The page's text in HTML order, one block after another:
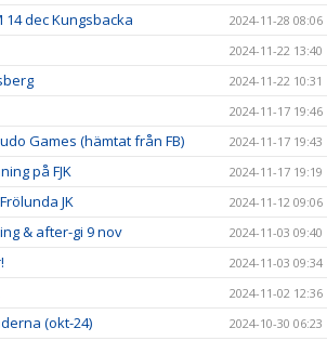
14 dec Kungsbacka 2024-11-28 08:06
2024-11-22 13:40
2024-11-22 10:31
2024-11-17 19:46
Games (hämtat från FB) 2024-11-17 19:43
på FJK 2024-11-17 19:19
JK 2024-11-12 09:06
& after-gi 9 nov 2024-11-03 09:40
2024-11-03 09:34
2024-11-02 12:36
(okt-24) 2024-10-30 06:23